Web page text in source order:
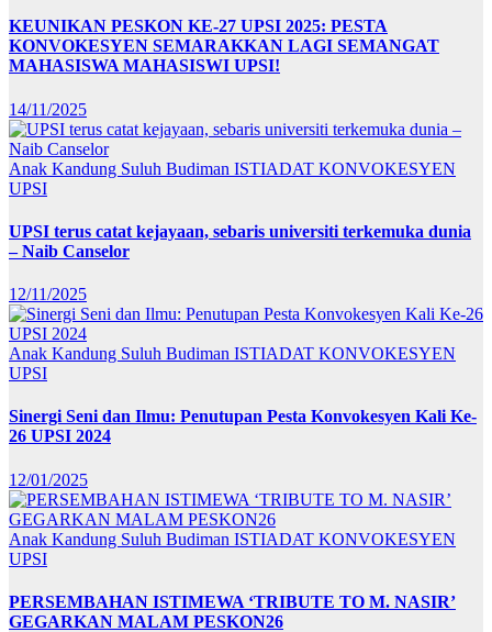
KEUNIKAN PESKON KE-27 UPSI 2025: PESTA
KONVOKESYEN SEMARAKKAN LAGI SEMANGAT
MAHASISWA MAHASISWI UPSI!
14/11/2025
Anak Kandung Suluh Budiman ISTIADAT KONVOKESYEN
UPSI
UPSI terus catat kejayaan, sebaris universiti terkemuka dunia
– Naib Canselor
12/11/2025
Anak Kandung Suluh Budiman ISTIADAT KONVOKESYEN
UPSI
Sinergi Seni dan Ilmu: Penutupan Pesta Konvokesyen Kali Ke-
26 UPSI 2024
12/01/2025
Anak Kandung Suluh Budiman ISTIADAT KONVOKESYEN
UPSI
PERSEMBAHAN ISTIMEWA ‘TRIBUTE TO M. NASIR’
GEGARKAN MALAM PESKON26